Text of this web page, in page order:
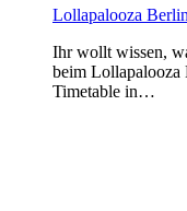
Lollapalooza
Ihr wollt wissen,
beim Lollapalooza
Timetable in…